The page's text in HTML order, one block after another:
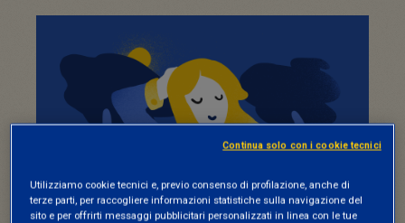
Utilizziamo cookie tecnici e, previo consenso di profilazione, anche di
terze parti, per raccogliere informazioni statistiche sulla navigazione del
sito e per offrirti messaggi pubblicitari personalizzati in linea con le tue
Continua solo con i cookie tecnici